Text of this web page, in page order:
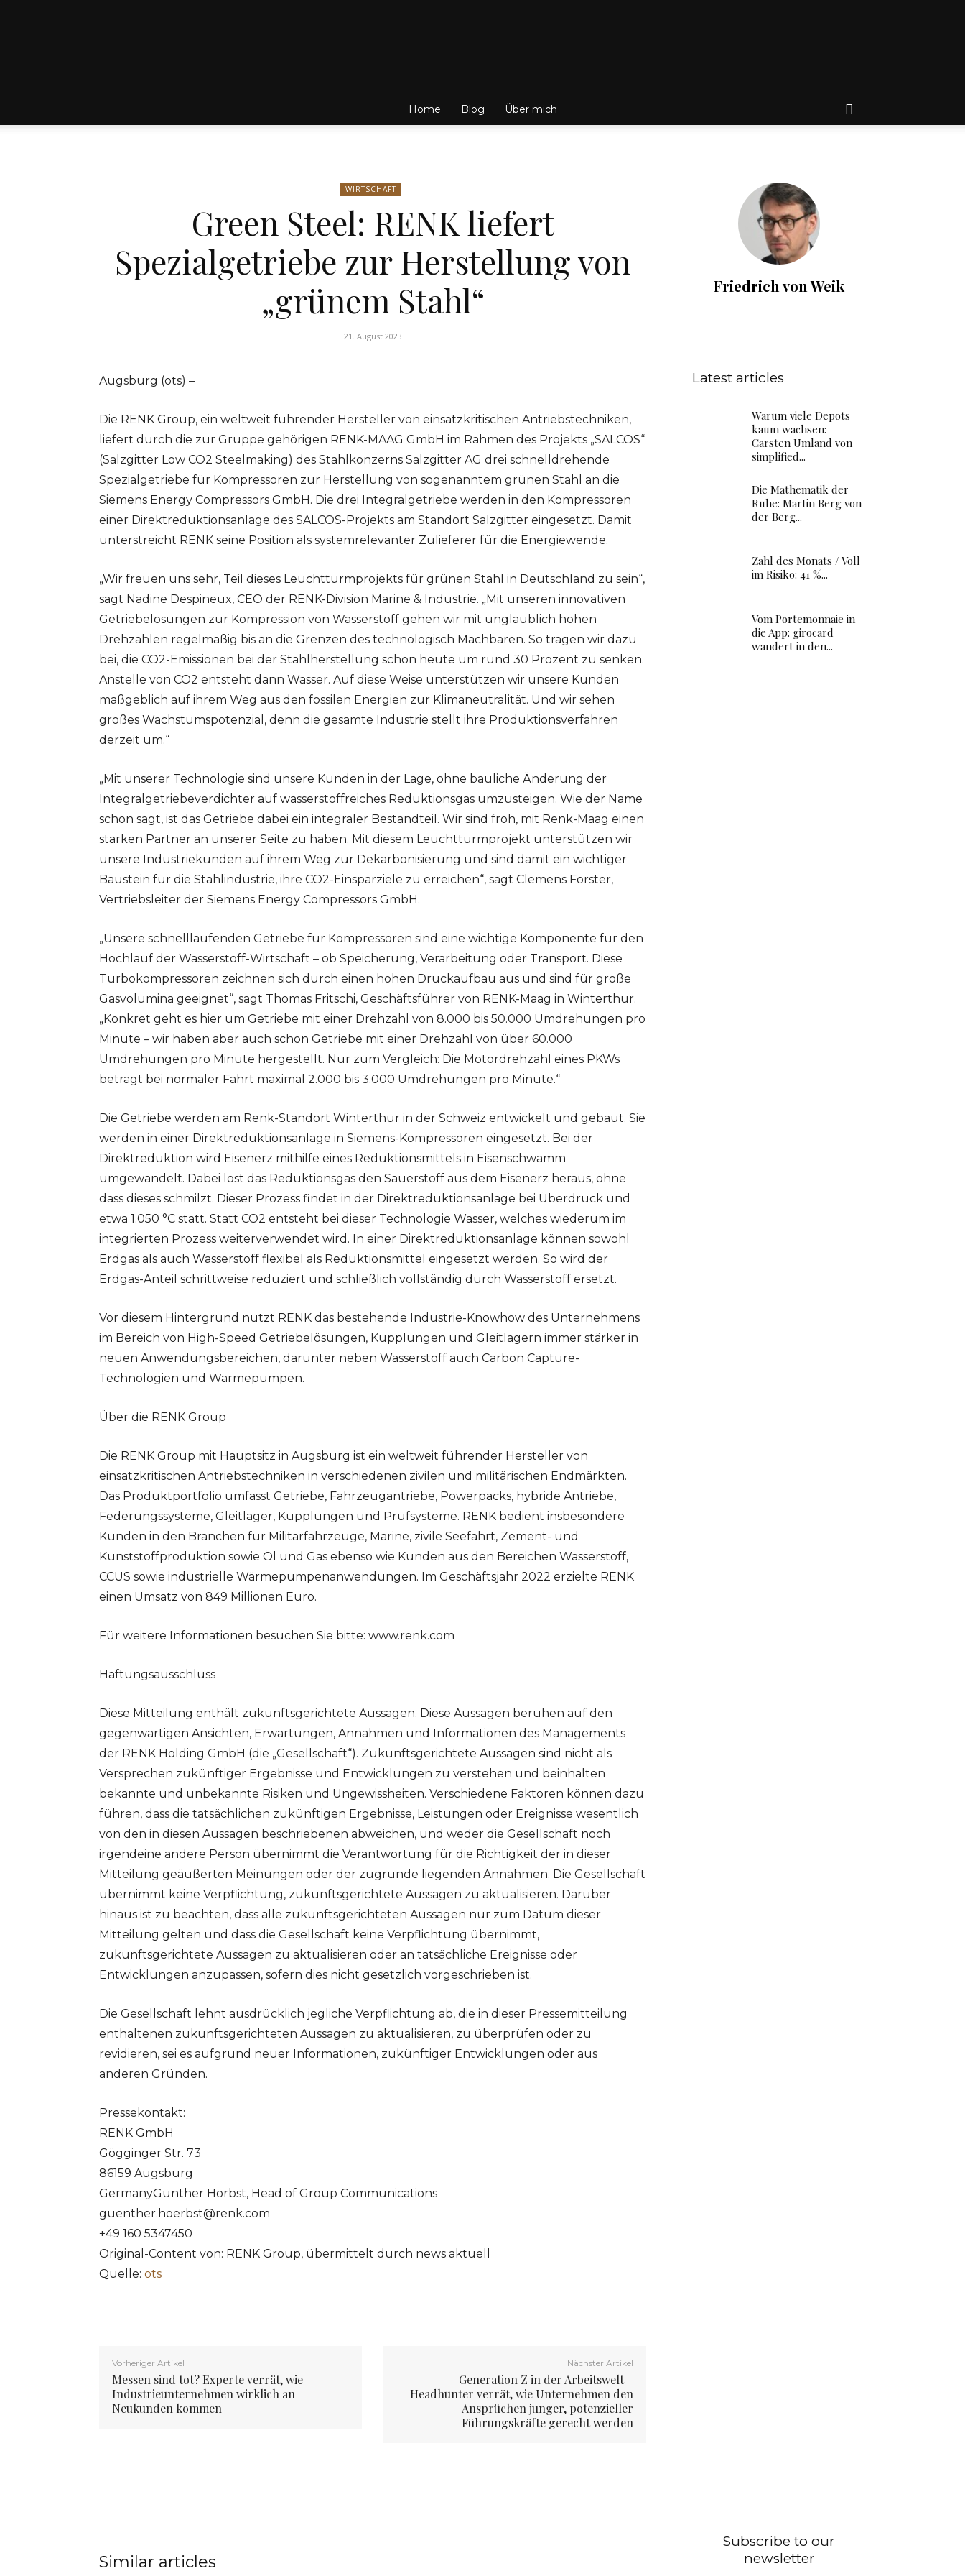
Home Blog Über mich
WIRTSCHAFT
Green Steel: RENK liefert
Spezialgetriebe zur Herstellung von
„grünem Stahl“
21. August 2023
Augsburg (ots) –
Die RENK Group, ein weltweit führender Hersteller von einsatzkritischen Antriebstechniken,
liefert durch die zur Gruppe gehörigen RENK-MAAG GmbH im Rahmen des Projekts „SALCOS“
(Salzgitter Low CO2 Steelmaking) des Stahlkonzerns Salzgitter AG drei schnelldrehende
Spezialgetriebe für Kompressoren zur Herstellung von sogenanntem grünen Stahl an die
Siemens Energy Compressors GmbH. Die drei Integralgetriebe werden in den Kompressoren
einer Direktreduktionsanlage des SALCOS-Projekts am Standort Salzgitter eingesetzt. Damit
unterstreicht RENK seine Position als systemrelevanter Zulieferer für die Energiewende.
„Wir freuen uns sehr, Teil dieses Leuchtturmprojekts für grünen Stahl in Deutschland zu sein“,
sagt Nadine Despineux, CEO der RENK-Division Marine & Industrie. „Mit unseren innovativen
Getriebelösungen zur Kompression von Wasserstoff gehen wir mit unglaublich hohen
Drehzahlen regelmäßig bis an die Grenzen des technologisch Machbaren. So tragen wir dazu
bei, die CO2-Emissionen bei der Stahlherstellung schon heute um rund 30 Prozent zu senken.
Anstelle von CO2 entsteht dann Wasser. Auf diese Weise unterstützen wir unsere Kunden
maßgeblich auf ihrem Weg aus den fossilen Energien zur Klimaneutralität. Und wir sehen
großes Wachstumspotenzial, denn die gesamte Industrie stellt ihre Produktionsverfahren
derzeit um.“
„Mit unserer Technologie sind unsere Kunden in der Lage, ohne bauliche Änderung der
Integralgetriebeverdichter auf wasserstoffreiches Reduktionsgas umzusteigen. Wie der Name
schon sagt, ist das Getriebe dabei ein integraler Bestandteil. Wir sind froh, mit Renk-Maag einen
starken Partner an unserer Seite zu haben. Mit diesem Leuchtturmprojekt unterstützen wir
unsere Industriekunden auf ihrem Weg zur Dekarbonisierung und sind damit ein wichtiger
Baustein für die Stahlindustrie, ihre CO2-Einsparziele zu erreichen“, sagt Clemens Förster,
Vertriebsleiter der Siemens Energy Compressors GmbH.
„Unsere schnelllaufenden Getriebe für Kompressoren sind eine wichtige Komponente für den
Hochlauf der Wasserstoff-Wirtschaft – ob Speicherung, Verarbeitung oder Transport. Diese
Turbokompressoren zeichnen sich durch einen hohen Druckaufbau aus und sind für große
Gasvolumina geeignet“, sagt Thomas Fritschi, Geschäftsführer von RENK-Maag in Winterthur.
„Konkret geht es hier um Getriebe mit einer Drehzahl von 8.000 bis 50.000 Umdrehungen pro
Minute – wir haben aber auch schon Getriebe mit einer Drehzahl von über 60.000
Umdrehungen pro Minute hergestellt. Nur zum Vergleich: Die Motordrehzahl eines PKWs
beträgt bei normaler Fahrt maximal 2.000 bis 3.000 Umdrehungen pro Minute.“
Die Getriebe werden am Renk-Standort Winterthur in der Schweiz entwickelt und gebaut. Sie
werden in einer Direktreduktionsanlage in Siemens-Kompressoren eingesetzt. Bei der
Direktreduktion wird Eisenerz mithilfe eines Reduktionsmittels in Eisenschwamm
umgewandelt. Dabei löst das Reduktionsgas den Sauerstoff aus dem Eisenerz heraus, ohne
dass dieses schmilzt. Dieser Prozess findet in der Direktreduktionsanlage bei Überdruck und
etwa 1.050 °C statt. Statt CO2 entsteht bei dieser Technologie Wasser, welches wiederum im
integrierten Prozess weiterverwendet wird. In einer Direktreduktionsanlage können sowohl
Erdgas als auch Wasserstoff flexibel als Reduktionsmittel eingesetzt werden. So wird der
Erdgas-Anteil schrittweise reduziert und schließlich vollständig durch Wasserstoff ersetzt.
Vor diesem Hintergrund nutzt RENK das bestehende Industrie-Knowhow des Unternehmens
im Bereich von High-Speed Getriebelösungen, Kupplungen und Gleitlagern immer stärker in
neuen Anwendungsbereichen, darunter neben Wasserstoff auch Carbon Capture-
Technologien und Wärmepumpen.
Über die RENK Group
Die RENK Group mit Hauptsitz in Augsburg ist ein weltweit führender Hersteller von
einsatzkritischen Antriebstechniken in verschiedenen zivilen und militärischen Endmärkten.
Das Produktportfolio umfasst Getriebe, Fahrzeugantriebe, Powerpacks, hybride Antriebe,
Federungssysteme, Gleitlager, Kupplungen und Prüfsysteme. RENK bedient insbesondere
Kunden in den Branchen für Militärfahrzeuge, Marine, zivile Seefahrt, Zement- und
Kunststoffproduktion sowie Öl und Gas ebenso wie Kunden aus den Bereichen Wasserstoff,
CCUS sowie industrielle Wärmepumpenanwendungen. Im Geschäftsjahr 2022 erzielte RENK
einen Umsatz von 849 Millionen Euro.
Für weitere Informationen besuchen Sie bitte: www.renk.com
Haftungsausschluss
Diese Mitteilung enthält zukunftsgerichtete Aussagen. Diese Aussagen beruhen auf den
gegenwärtigen Ansichten, Erwartungen, Annahmen und Informationen des Managements
der RENK Holding GmbH (die „Gesellschaft“). Zukunftsgerichtete Aussagen sind nicht als
Versprechen zukünftiger Ergebnisse und Entwicklungen zu verstehen und beinhalten
bekannte und unbekannte Risiken und Ungewissheiten. Verschiedene Faktoren können dazu
führen, dass die tatsächlichen zukünftigen Ergebnisse, Leistungen oder Ereignisse wesentlich
von den in diesen Aussagen beschriebenen abweichen, und weder die Gesellschaft noch
irgendeine andere Person übernimmt die Verantwortung für die Richtigkeit der in dieser
Mitteilung geäußerten Meinungen oder der zugrunde liegenden Annahmen. Die Gesellschaft
übernimmt keine Verpflichtung, zukunftsgerichtete Aussagen zu aktualisieren. Darüber
hinaus ist zu beachten, dass alle zukunftsgerichteten Aussagen nur zum Datum dieser
Mitteilung gelten und dass die Gesellschaft keine Verpflichtung übernimmt,
zukunftsgerichtete Aussagen zu aktualisieren oder an tatsächliche Ereignisse oder
Entwicklungen anzupassen, sofern dies nicht gesetzlich vorgeschrieben ist.
Die Gesellschaft lehnt ausdrücklich jegliche Verpflichtung ab, die in dieser Pressemitteilung
enthaltenen zukunftsgerichteten Aussagen zu aktualisieren, zu überprüfen oder zu
revidieren, sei es aufgrund neuer Informationen, zukünftiger Entwicklungen oder aus
anderen Gründen.
Pressekontakt:
RENK GmbH
Gögginger Str. 73
86159 Augsburg
GermanyGünther Hörbst, Head of Group Communications
guenther.hoerbst@renk.com
+49 160 5347450
Original-Content von: RENK Group, übermittelt durch news aktuell
Quelle: ots
Vorheriger Artikel
Messen sind tot? Experte verrät, wie
Industrieunternehmen wirklich an
Neukunden kommen
Nächster Artikel
Generation Z in der Arbeitswelt –
Headhunter verrät, wie Unternehmen den
Ansprüchen junger, potenzieller
Führungskräfte gerecht werden
Friedrich von Weik
Latest articles
Warum viele Depots
kaum wachsen:
Carsten Umland von
simplified...
Die Mathematik der
Ruhe: Martin Berg von
der Berg...
Zahl des Monats / Voll
im Risiko: 41 %...
Vom Portemonnaie in
die App: girocard
wandert in den...
Similar articles
Subscribe to our
newsletter